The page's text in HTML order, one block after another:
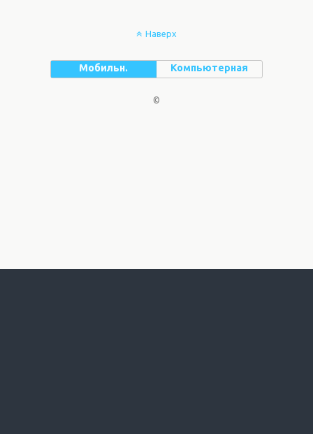
Наверх
Мобильн. Компьютерная
©